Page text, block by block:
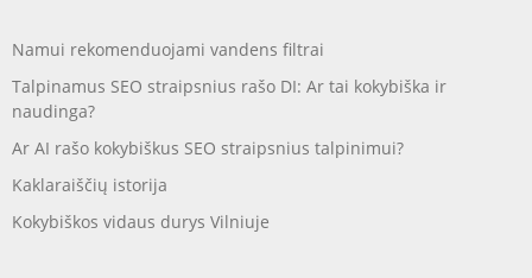
Namui rekomenduojami vandens filtrai
Talpinamus SEO straipsnius rašo DI: Ar tai kokybiška ir
naudinga?
Ar AI rašo kokybiškus SEO straipsnius talpinimui?
Kaklaraiščių istorija
Kokybiškos vidaus durys Vilniuje